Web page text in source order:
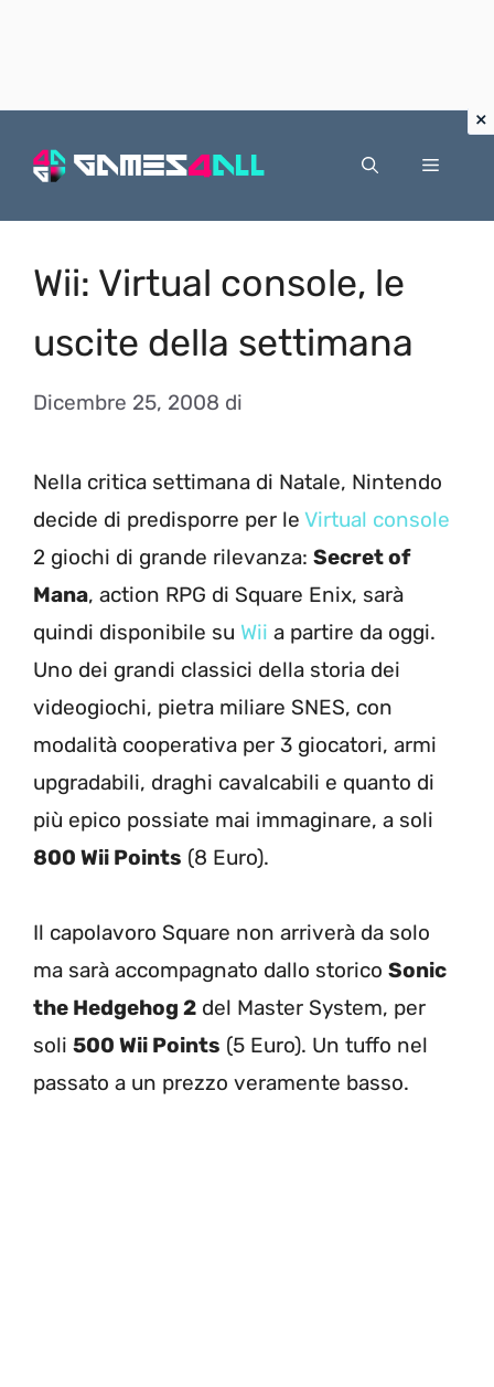
Menu
Wii: Virtual console, le
uscite della settimana
Dicembre 25, 2008 di
Nella critica settimana di Natale, Nintendo
decide di predisporre per le Virtual console
2 giochi di grande rilevanza: Secret of
Mana, action RPG di Square Enix, sarà
quindi disponibile su Wii a partire da oggi.
Uno dei grandi classici della storia dei
videogiochi, pietra miliare SNES, con
modalità cooperativa per 3 giocatori, armi
upgradabili, draghi cavalcabili e quanto di
più epico possiate mai immaginare, a soli
800 Wii Points (8 Euro).
Il capolavoro Square non arriverà da solo
ma sarà accompagnato dallo storico Sonic
the Hedgehog 2 del Master System, per
soli 500 Wii Points (5 Euro). Un tuffo nel
passato a un prezzo veramente basso.